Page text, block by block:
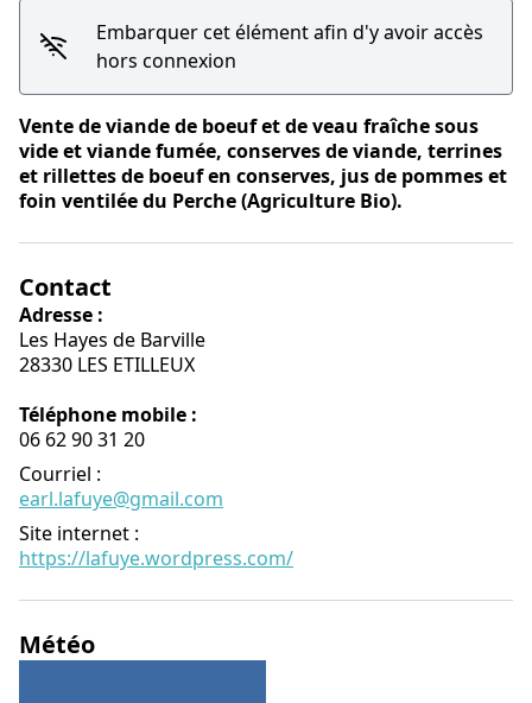
Embarquer cet élément afin d'y avoir accès
hors connexion
Vente de viande de boeuf et de veau fraîche sous
vide et viande fumée, conserves de viande, terrines
et rillettes de boeuf en conserves, jus de pommes et
foin ventilée du Perche (Agriculture Bio).
Contact
Adresse :
Les Hayes de Barville
28330 LES ETILLEUX
Téléphone mobile :
06 62 90 31 20
Courriel :
earl.lafuye@gmail.com
Site internet :
https://lafuye.wordpress.com/
Météo